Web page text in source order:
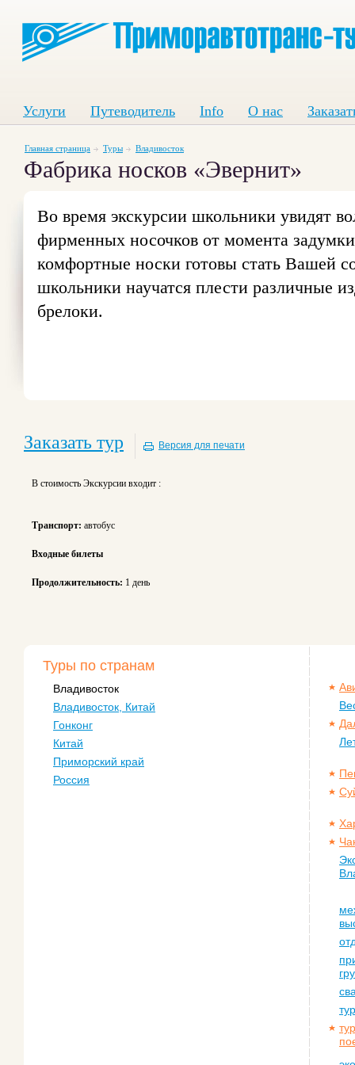
Услуги Путеводитель Info О нас
Главная страница Туры Владивосток
Фабрика носков «Эвернит»
Во время экскурсии школьники увидят
фирменных носочков от момента
комфортные носки готовы стать Вашей
школьники научатся плести различные
брелоки.
Заказать тур Версия для печати
В стоимость Экскурсии входит :
Транспорт: автобус
Входные билеты
Продолжительность: 1 день
Туры по странам
Владивосток
Владивосток, Китай
Гонконг
Китай
Приморский край
Россия